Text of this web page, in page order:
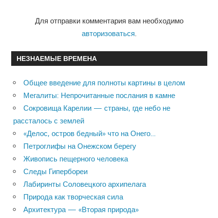
Для отправки комментария вам необходимо
авторизоваться.
НЕЗНАЕМЫЕ ВРЕМЕНА
Общее введение для полноты картины в целом
Мегалиты: Непрочитанные послания в камне
Сокровища Карелии — страны, где небо не
рассталось с землей
«Делос, остров бедный» что на Онего…
Петроглифы на Онежском берегу
Живопись пещерного человека
Следы Гипербореи
Лабиринты Соловецкого архипелага
Природа как творческая сила
Архитектура — «Вторая природа»